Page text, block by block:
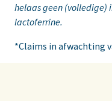
helaas geen (volledige)
lactoferrine.
*Claims in afwachting